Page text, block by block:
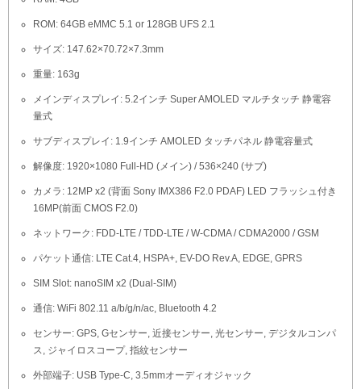
ROM: 64GB eMMC 5.1 or 128GB UFS 2.1
サイズ: 147.62×70.72×7.3mm
重量: 163g
メインディスプレイ: 5.2インチ Super AMOLED マルチタッチ 静電容
量式
サブディスプレイ: 1.9インチ AMOLED タッチパネル 静電容量式
解像度: 1920×1080 Full-HD (メイン) / 536×240 (サブ)
カメラ: 12MP x2 (背面 Sony IMX386 F2.0 PDAF) LED フラッシュ付き
16MP(前面 CMOS F2.0)
ネットワーク: FDD-LTE / TDD-LTE / W-CDMA / CDMA2000 / GSM
パケット通信: LTE Cat.4, HSPA+, EV-DO Rev.A, EDGE, GPRS
SIM Slot: nanoSIM x2 (Dual-SIM)
通信: WiFi 802.11 a/b/g/n/ac, Bluetooth 4.2
センサー: GPS, Gセンサー, 近接センサー, 光センサー, デジタルコンパ
ス, ジャイロスコープ, 指紋センサー
外部端子: USB Type-C, 3.5mmオーディオジャック